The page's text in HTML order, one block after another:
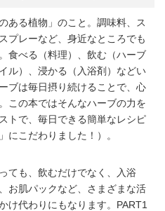
ある植物」のこと。調味料、ス
プレーなど、身近なところでも
食べる（料理）、飲む（ハーブ
ル）、浸かる（入浴剤）などい
ブは毎日摂り続けることで、心
この本ではそんなハーブの力を
トで、毎日できる簡単なレシピ
にこだわりました！）。
ても、飲むだけでなく、入浴
お肌パックなど、さまざまな活
け代わりにもなります。PART1